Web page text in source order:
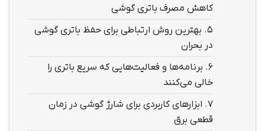
کاهش مصرف باتری گوشی
5. بهترین روش ارتباطی برای حفظ باتری گوشی
در بحران
6. برنامه‌ها و فعالیت‌هایی که سریع باتری را
خالی می‌کنند
7. ابزارهای کاربردی برای شارژ گوشی در زمان
قطعی برق